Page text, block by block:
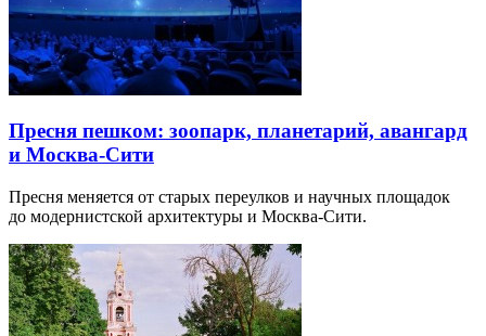
Пресня пешком: зоопарк, планетарий, авангард
и Москва-Сити
Пресня меняется от старых переулков и научных площадок
до модернистской архитектуры и Москва-Сити.